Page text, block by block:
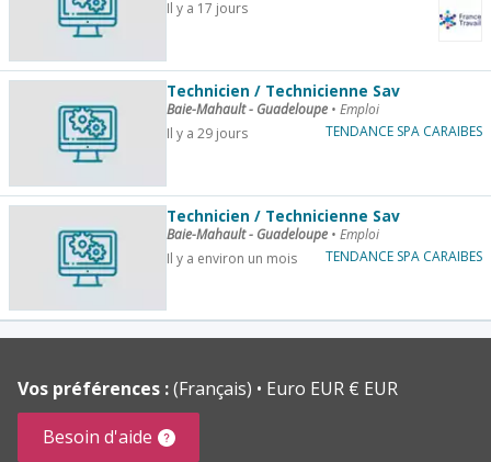
Il y a 17 jours
Technicien / Technicienne Sav
Baie-Mahault - Guadeloupe • Emploi
Il y a 29 jours
TENDANCE SPA CARAIBES
Technicien / Technicienne Sav
Baie-Mahault - Guadeloupe • Emploi
Il y a environ un mois
TENDANCE SPA CARAIBES
Vos préférences :(Français)
Euro EUR € EUR
Besoin d'aide